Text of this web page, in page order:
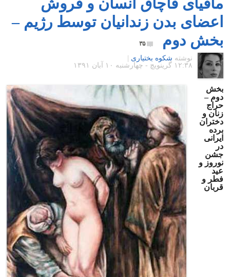
اعضای بدن زندانیان توسط رژیم –
بخش دوم
۳۵
نوشته شکوه بختیاری
۱۲:۳۸ گرينويچ - چهارشنبه ۱۰ آبان ۱۳۹۱
بخش
دوم –
حراج
زنان و
دختران
برده
ایرانی
در
جشن
نوروز و
عید
فطر و
قربان